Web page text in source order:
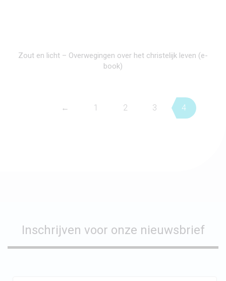
Zout en licht – Overwegingen over het christelijk leven (e-
book)
← 1 2 3 4
Inschrijven voor onze nieuwsbrief